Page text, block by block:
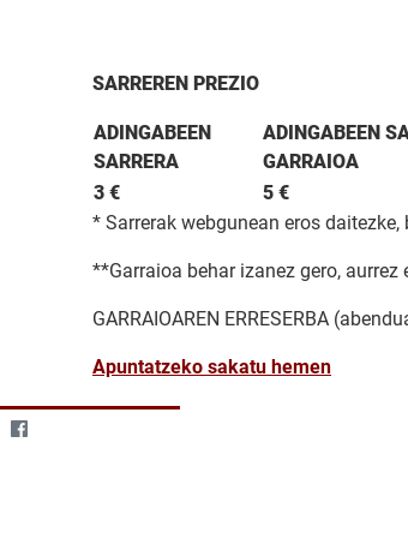
SARREREN PREZIO
ADINGABEEN
SARRERA
ADINGABEEN
GARRAIOA
3 €
5 €
* Sarrerak webgunean eros
**Garraioa behar izanez gero,
GARRAIOAREN ERRESERBA
Apuntatzeko sakatu hemen